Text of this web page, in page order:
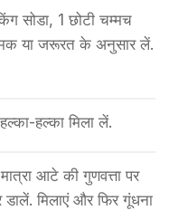
सोडा, 1 छोटी चम्मच
या जरूरत के अनुसार लें.
हल्का मिला लें.
आटे की गुणवत्ता पर
मिलाएं और फिर गूंधना